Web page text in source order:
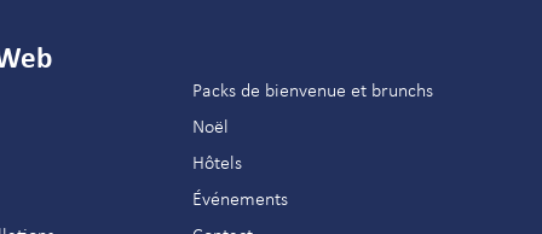
Packs de bienvenue et brunchs
Noël
Hôtels
Événements